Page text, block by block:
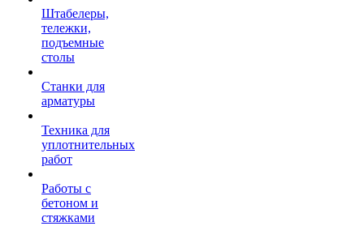
Штабелеры,
тележки,
подъемные
столы
Станки для
арматуры
Техника для
уплотнительных
работ
Работы с
бетоном и
стяжками